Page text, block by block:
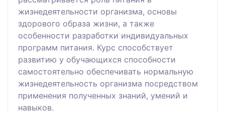
жизнедеятельности организма, основы
здорового образа жизни, а также
особенности разработки индивидуальных
программ питания. Курс способствует
развитию у обучающихся способности
самостоятельно обеспечивать нормальную
жизнедеятельность организма посредством
применения полученных знаний, умений и
навыков.